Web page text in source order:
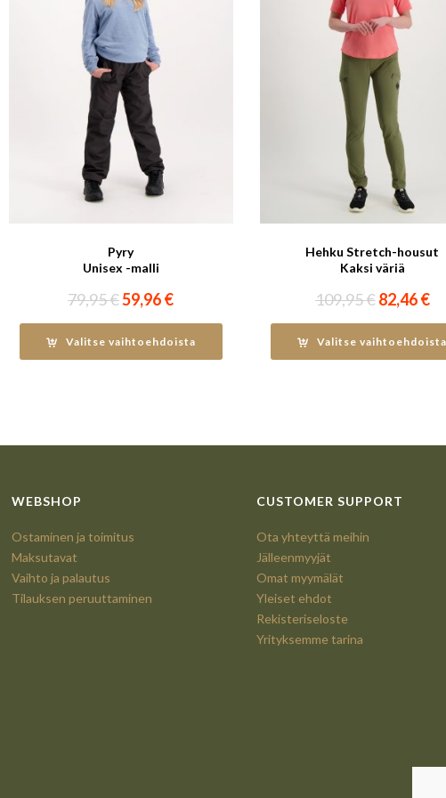
Pyry
Unisex -malli
79,95€Alkuperäinen
oli:
79,95 €.
59,96€Nykyinen
on:
59,96 €.
Valitse vaihtoehdoista
Hehku Stretch-housut
Kaksi väriä
109,95€
oli:
109,95 €.
82,46€
on:
Valitse vaihtoehdoista
WEBSHOP
Ostaminen ja toimitus
Maksutavat
Vaihto ja palautus
Tilauksen peruuttaminen
CUSTOMER SUPPORT
Ota yhteyttä meihin
Jälleenmyyjät
Omat myymälät
Yleiset ehdot
Rekisteriseloste
Yrityksemme tarina